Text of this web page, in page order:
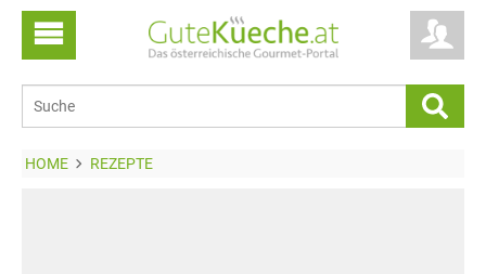
HOME REZEPTE